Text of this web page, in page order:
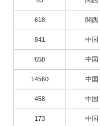
618 関西
841 中国
658 中国
14560 中国
458 中国
173 中国